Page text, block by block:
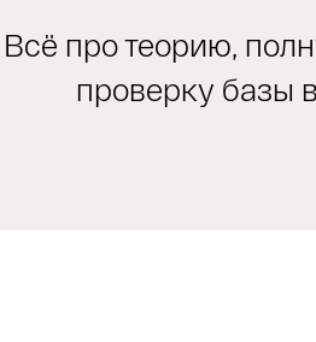
Всё про теорию,
проверку базы